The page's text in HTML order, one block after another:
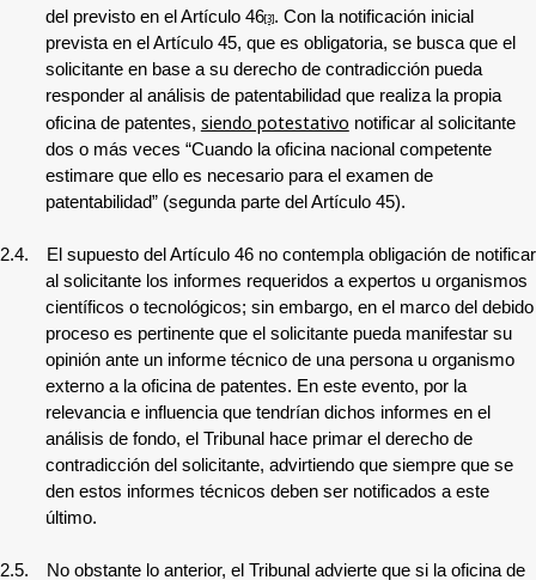
del previsto en el Artículo 46[3]. Con la notificación inicial
prevista en el Artículo 45, que es obligatoria, se busca que el
solicitante en base a su derecho de contradicción pueda
responder al análisis de patentabilidad que realiza la propia
oficina de patentes, siendo potestativo notificar al solicitante
dos o más veces “Cuando la oficina nacional competente
estimare que ello es necesario para el examen de
patentabilidad” (segunda parte del Artículo 45).
2.4.
El supuesto del Artículo 46 no contempla obligación de notificar
al solicitante los informes requeridos a expertos u organismos
científicos o tecnológicos; sin embargo, en el marco del debido
proceso es pertinente que el solicitante pueda manifestar su
opinión ante un informe técnico de una persona u organismo
externo a la oficina de patentes. En este evento, por la
relevancia e influencia que tendrían dichos informes en el
análisis de fondo, el Tribunal hace primar el derecho de
contradicción del solicitante, advirtiendo que siempre que se
den estos informes técnicos deben ser notificados a este
último.
2.5.
No obstante lo anterior, el Tribunal advierte que si la oficina de